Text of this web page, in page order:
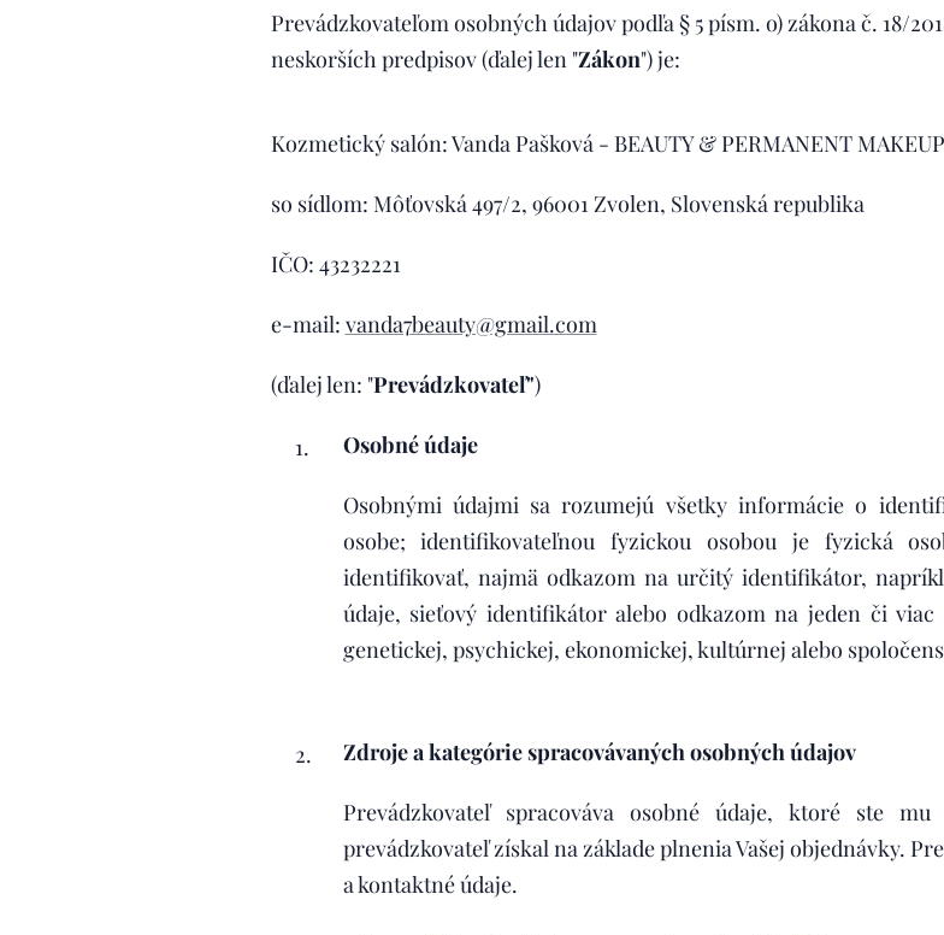
Prevádzkovateľom osobných údajov podľa § 5 písm. o) zákona č. 18/
neskorších predpisov (ďalej len "Zákon") je:
Kozmetický salón: Vanda Pašková - BEAUTY & PERMANENT
so sídlom: Môťovská 497/2, 96001 Zvolen, Slovenská republika
IČO: 43232221
e-mail: vanda7beauty@gmail.com
(ďalej len: "Prevádzkovateľ")
Osobné údaje
Osobnými údajmi sa rozumejú všetky informácie o
osobe; identifikovateľnou fyzickou osobou je fyzická
identifikovať, najmä odkazom na určitý identifikátor,
údaje, sieťový identifikátor alebo odkazom na jeden či
genetickej, psychickej, ekonomickej, kultúrnej alebo
Zdroje a kategórie spracovávaných osobných údajov
Prevádzkovateľ spracováva osobné údaje, ktoré ste
prevádzkovateľ získal na základe plnenia Vašej objednávky.
a kontaktné údaje.